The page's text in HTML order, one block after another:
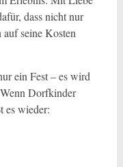
dass nicht nur
auf seine Kosten
ein Fest – es wird
Dorfkinder
es wieder: